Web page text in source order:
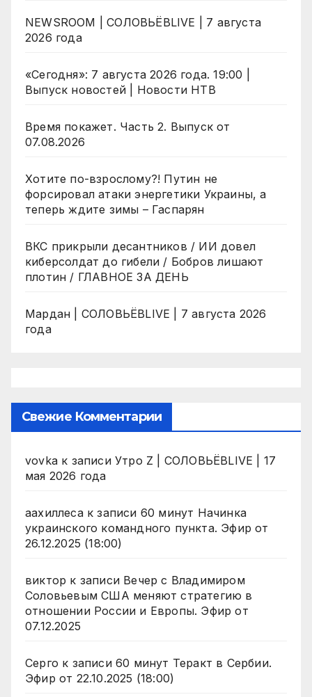
NEWSROOM | СОЛОВЬЁВLIVE | 7 августа
2026 года
«Сегодня»: 7 августа 2026 года. 19:00 |
Выпуск новостей | Новости НТВ
Время покажет. Часть 2. Выпуск от
07.08.2026
Хотите по-взрослому?! Путин не
форсировал атаки энергетики Украины, а
теперь ждите зимы – Гаспарян
ВКС прикрыли десантников / ИИ довел
киберсолдат до гибели / Бобров лишают
плотин / ГЛАВНОЕ ЗА ДЕНЬ
Мардан | СОЛОВЬЁВLIVE | 7 августа 2026
года
Свежие Комментарии
vovka к записи Утро Z | СОЛОВЬЁВLIVE | 17
мая 2026 года
аахиллесак записи 60 минут Начинка
украинского командного пункта. Эфир от
26.12.2025 (18:00)
виктор к записи Вечер с Владимиром
Соловьевым США меняют стратегию в
отношении России и Европы. Эфир от
07.12.2025
Серго к записи 60 минут Теракт в Сербии.
Эфир от 22.10.2025 (18:00)